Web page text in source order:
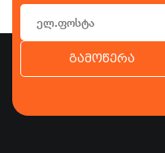
გამოწერა